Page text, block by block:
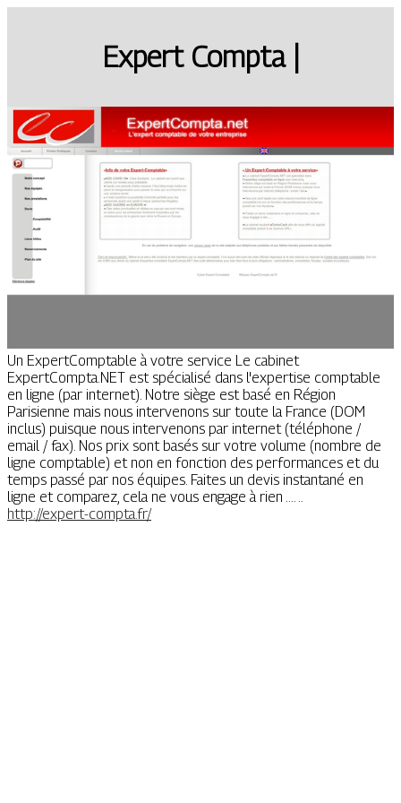
Expert Compta |
Un ExpertComptable à votre service Le cabinet
ExpertCompta.NET est spécialisé dans l'expertise comptable
en ligne (par internet). Notre siège est basé en Région
Parisienne mais nous intervenons sur toute la France (DOM
inclus) puisque nous intervenons par internet (téléphone /
email / fax). Nos prix sont basés sur votre volume (nombre de
ligne comptable) et non en fonction des performances et du
temps passé par nos équipes. Faites un devis instantané en
ligne et comparez, cela ne vous engage à rien .... ..
http://expert-compta.fr/